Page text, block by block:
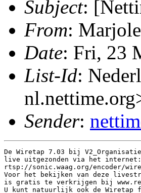
Subject:
From:
Date: Fri, 23
List-Id:
Sender:
De Wiretap 7.03 bij
live uitgezonden via het internet:
rtsp://sonic.waag.org/encoder/
Voor het bekijken van deze
is gratis te verkrijgen bij
U kunt natuurlijk ook de Wiretap